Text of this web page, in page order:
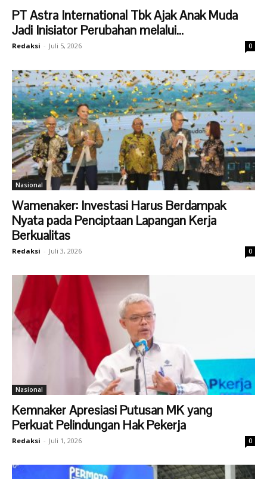
PT Astra International Tbk Ajak Anak Muda
Jadi Inisiator Perubahan melalui...
Redaksi - Juli 5, 2026 0
Nasional
Wamenaker: Investasi Harus Berdampak
Nyata pada Penciptaan Lapangan Kerja
Berkualitas
Redaksi - Juli 3, 2026 0
Nasional
Kemnaker Apresiasi Putusan MK yang
Perkuat Pelindungan Hak Pekerja
Redaksi - Juli 1, 2026 0